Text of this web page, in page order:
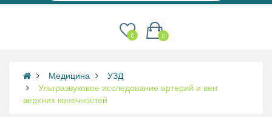
0
0
Медицина
УЗД
Ультразвуковое исследование артерий и вен
верхних конечностей